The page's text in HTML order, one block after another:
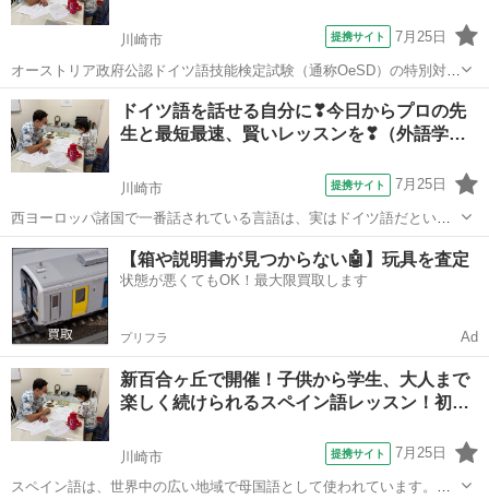
川崎市 提携サイト 7月25日
オーストリア政府公認ドイツ語技能検定試験（通称OeSD）の特別対策
コースとなります。 OeSDはオーストリア政府の権限のもと、『ドイ
ツ・オーストリア・スイスを中心としたドイツ語圏での国際的なドイ
ツ語能力』の証明に使えます。 ...
神奈川 川崎市 イタリア語
ドイツ語を話せる自分に❣今日からプロの先
生と最短最速、賢いレッスンを❣（外語学…
川崎市 提携サイト 7月25日
西ヨーロッパ諸国で一番話されている言語は、実はドイツ語だという
ことをご存知ですか？ ドイツ、オーストリア、スイスを初め、ドイツ
語が話されている国はたくさんあります。音楽の話には欠かせないオ
ーストリアに、ワーキングホリデーでも...
神奈川 川崎市 イタリア語
【箱や説明書が見つからない🤖】玩具を査定
状態が悪くてもOK！最大限買取します
プリフラ Ad
新百合ヶ丘で開催！子供から学生、大人まで
楽しく続けられるスペイン語レッスン！初…
川崎市 提携サイト 7月25日
スペイン語は、世界中の広い地域で母国語として使われています。米